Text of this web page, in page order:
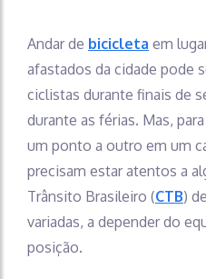
Andar de bicicleta em
afastados da cidade pode
ciclistas durante finais de
durante as férias. Mas,
um ponto a outro em um
precisam estar atentos a
Trânsito Brasileiro (CTB)
variadas, a depender do
posição.